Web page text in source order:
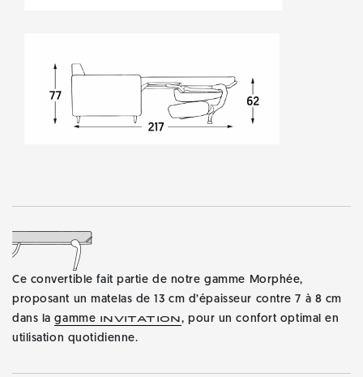
Ce convertible fait partie de notre gamme Morphée,
proposant un matelas de 13 cm d’épaisseur contre 7 à 8 cm
dans lagamme Invitation , pour un confort optimal en
utilisation quotidienne.